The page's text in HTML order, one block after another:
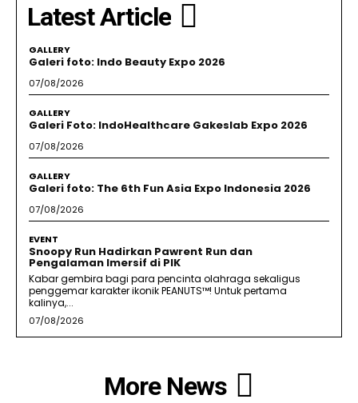
Latest Article
GALLERY
Galeri foto: Indo Beauty Expo 2026
07/08/2026
GALLERY
Galeri Foto: IndoHealthcare Gakeslab Expo 2026
07/08/2026
GALLERY
Galeri foto: The 6th Fun Asia Expo Indonesia 2026
07/08/2026
EVENT
Snoopy Run Hadirkan Pawrent Run dan
Pengalaman Imersif di PIK
Kabar gembira bagi para pencinta olahraga sekaligus
penggemar karakter ikonik PEANUTS™! Untuk pertama
kalinya,...
07/08/2026
More News